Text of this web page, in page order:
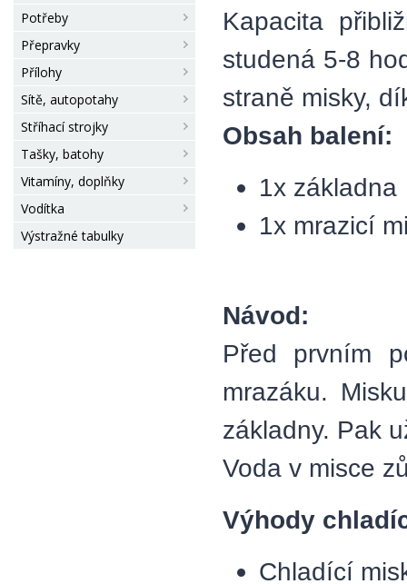
Potřeby
Přepravky
Přílohy
Sítě, autopotahy
Stříhací strojky
Tašky, batohy
Vitamíny, doplňky
Vodítka
Výstražné tabulky
Kapacita
studená 5-8
straně misky,
Obsah balení:
1x základna
1x mrazicí
Návod:
Před prvním
mrazáku.
základny. Pak
Voda v misce
Výhody
Chladící